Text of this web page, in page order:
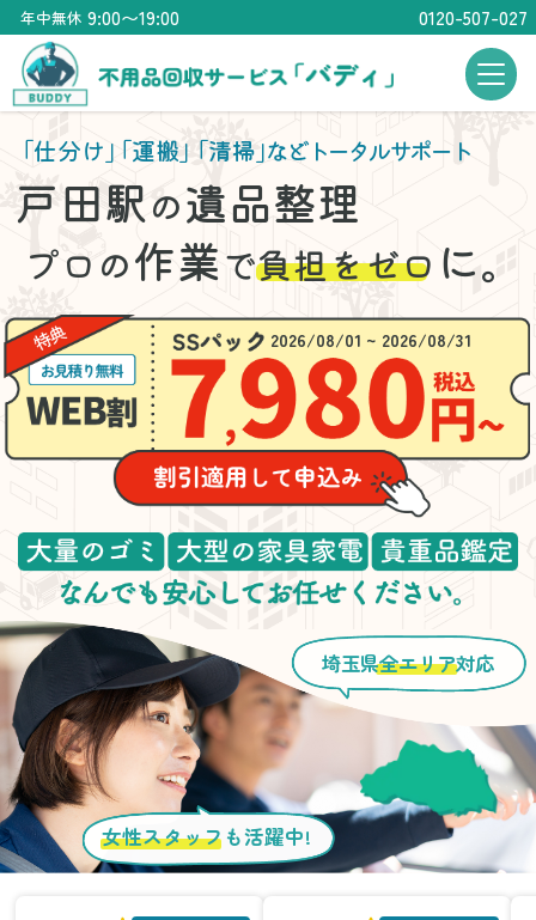
年中無休 9:00〜19:00 0120-507-027
「仕分け」「運搬」「清掃」などトータルサポート
戸田駅の遺品整理
プロの作業で負担をゼロ に。
2026/08/01 ~ 2026/08/31
女性スタッフ も活躍中!
埼玉県全エリア対応